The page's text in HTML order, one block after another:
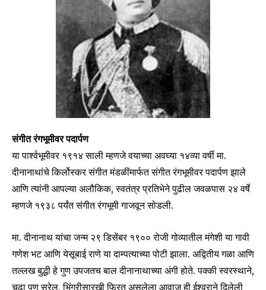
संगीत रंगभूमीवर पदार्पण
या पार्श्वभूमीवर १९१४ साली म्हणजे वयाच्या अवघ्या १४व्या वर्षी मा.
दीनानाथांचे किर्लोस्कर संगीत मंडळींमार्फत संगीत रंगभूमीवर पदार्पण झाले
आणि त्यांनी आपल्या अलौकिक, स्वतंत्र प्रतिभेने पुढील जवळपास २४ वर्षे
म्हणजे १९३८ पर्यंत संगीत रंगभूमी गाजवून सोडली.
मा. दीनानाथ यांचा जन्म २९ डिसेंबर १९०० रोजी गोव्यातील मंगेशी या गावी
गणेश भट आणि येसूबाई राणे या दाम्पत्याच्या पोटी झाला. अद्वितीय गळा आणि
तल्लख बुद्धी हे गुण उपजतच बाल दीनानाथाच्या अंगी होते. पक्की स्वरस्थाने,
चढा पण सुरेल, भिंगरीसारखी फिरत असलेला आवाज ही ईश्वराने दिलेली